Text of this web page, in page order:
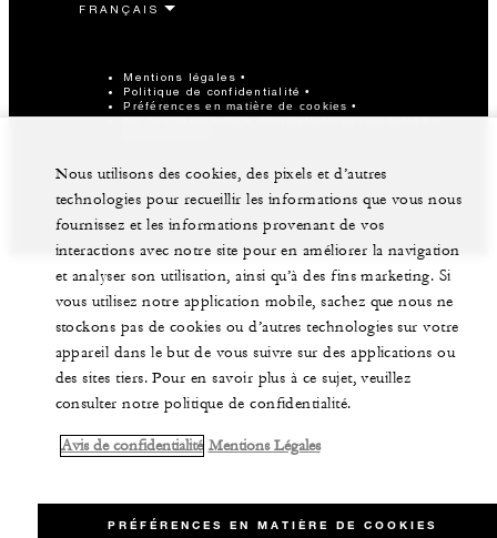
Mentions légales
Politique de confidentialité
Préférences en matière de cookies
Ne pas vendre mes informations personnelles
©Four Seasons Hotels Limited 1997-2026. Tous droits
Nous utilisons des cookies, des pixels et d’autres
technologies pour recueillir les informations que vous nous
fournissez et les informations provenant de vos
interactions avec notre site pour en améliorer la navigation
et analyser son utilisation, ainsi qu’à des fins marketing. Si
vous utilisez notre application mobile, sachez que nous ne
stockons pas de cookies ou d’autres technologies sur votre
appareil dans le but de vous suivre sur des applications ou
des sites tiers. Pour en savoir plus à ce sujet, veuillez
consulter notre politique de confidentialité.
Avis de confidentialité Mentions Légales
PRÉFÉRENCES EN MATIÈRE DE COOKIES